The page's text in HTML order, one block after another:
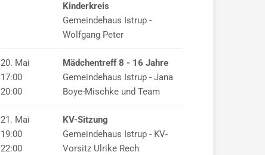
Kinderkreis
Gemeindehaus Istrup -
Wolfgang Peter
20. Mai
17:00
20:00
Mädchentreff 8 - 16 Jahre
Gemeindehaus Istrup - Jana
Boye-Mischke und Team
21. Mai
19:00
22:00
KV-Sitzung
Gemeindehaus Istrup - KV-
Vorsitz Ulrike Rech